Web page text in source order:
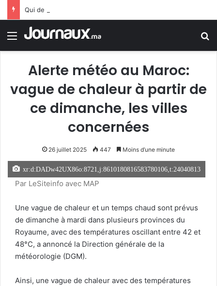
Menu
Alerte météo au Maroc:
vague de chaleur à partir de
ce dimanche, les villes
concernées
26 juillet 2025 447 Moins d’une minute
xr:d:DADw42UX86o:8721,j:8610180816583780106,t:24040813
Par LeSiteinfo avec MAP
Une vague de chaleur et un temps chaud sont prévus
de dimanche à mardi dans plusieurs provinces du
Royaume, avec des températures oscillant entre 42 et
48°C, a annoncé la Direction générale de la
météorologie (DGM).
Ainsi, une vague de chaleur avec des températures